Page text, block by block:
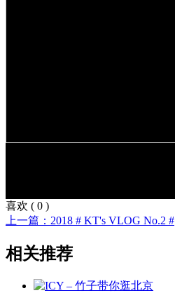
喜欢 ( 0 )
上一篇：2018 # KT's VLOG No.2 #
相关推荐